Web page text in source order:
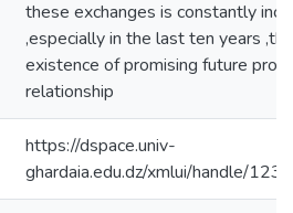
these exchanges is constantly
,especially in the last ten years
existence of promising future
relationship
https://dspace.univ-
ghardaia.edu.dz/xmlui/handle/